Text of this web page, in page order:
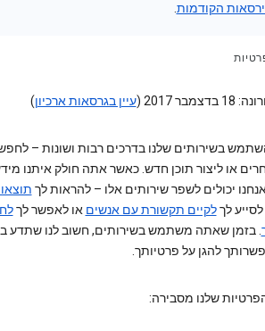
הקודמות
2017 ( עיין בגרסאות ארכיון)
בשירותים שלנו בדרכים רבות ושונות –
או ליצור תוכן חדש. כאשר אתה חולק איתנו
יכולים לשפר שירותים אלו – להראות לך
לסייע לךלקיים תקשורת עם אנשים או לאפשר לך
. בזמן שאתה משתמש בשירותים, חשוב לנו שתדע
להגן על פרטיותך.
שלנו מסבירה: